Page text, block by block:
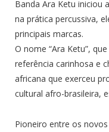
Banda Ara Ketu iniciou
na prática percussiva,
principais marcas.
O nome “Ara Ketu”,
referência carinhosa e
africana que exerceu
cultural afro-brasileira,
Pioneiro entre os